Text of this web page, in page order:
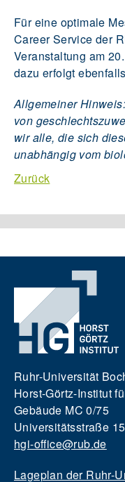
Für eine optimale
Career Service der
Veranstaltung am
dazu erfolgt
Allgemeiner
von
wir alle, die sich
unabhängig vom
Zurück
Ruhr-Universität
Horst-Görtz-Institut
Gebäude MC 0/75
Universitätsstraße
hgi-office@rub.de
Lageplan der Ruhr-